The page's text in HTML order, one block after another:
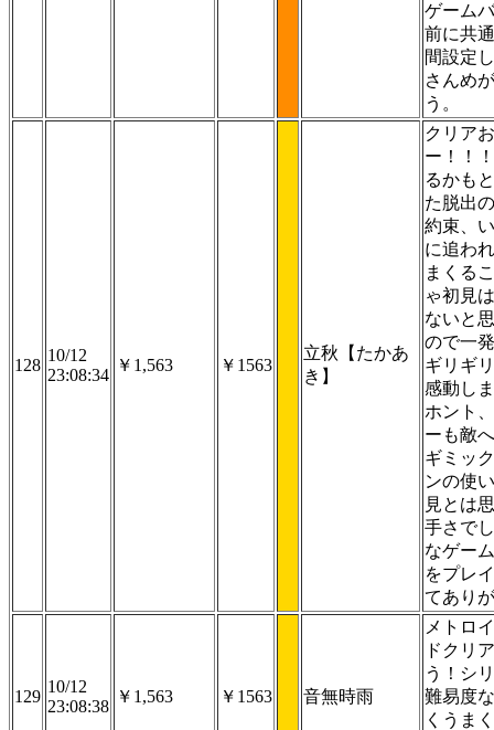
ゲーム
前に共
間設定
さんめ
う。
128
10/12
23:08:34
￥1,563 ￥1563
立秋【たかあ
き】
クリア
ー！！
るかも
た脱出
約束、
に追わ
まくる
ゃ初見
ないと
ので一
ギリギ
感動し
ホント
ーも敵
ギミッ
ンの使
見とは
手さで
なゲー
をプレ
てあり
129
10/12
23:08:38
￥1,563 ￥1563 音無時雨
メトロ
ドクリ
う！シ
難易度
くうま